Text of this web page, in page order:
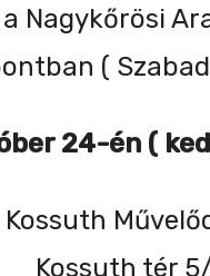
a Nagykőrösi
(
24-én (
Kossuth
Kossuth tér